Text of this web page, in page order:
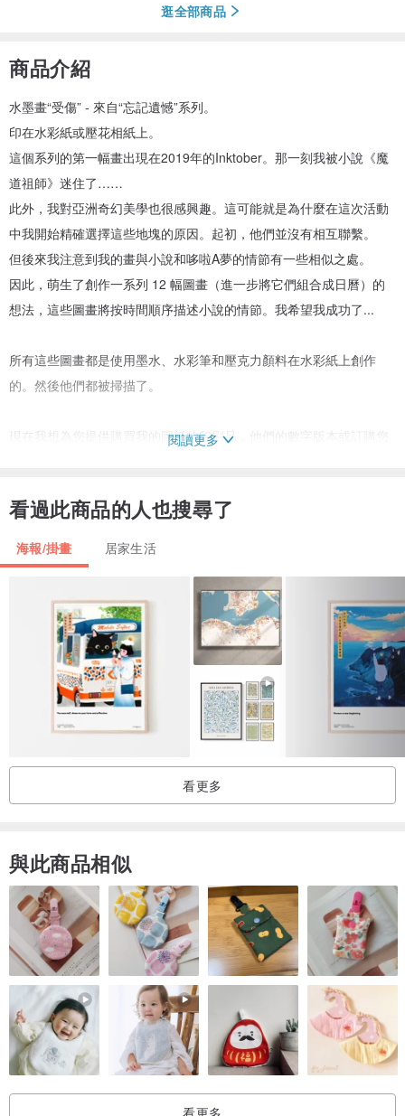
逛全部商品
商品介紹
水墨畫“受傷” - 來自“忘記遺憾”系列。
印在水彩紙或壓花相紙上。
這個系列的第一幅畫出現在2019年的Inktober。那一刻我被小說《魔
道祖師》迷住了……
此外，我對亞洲奇幻美學也很感興趣。這可能就是為什麼在這次活動
中我開始精確選擇這些地塊的原因。起初，他們並沒有相互聯繫。
但後來我注意到我的畫與小說和哆啦A夢的情節有一些相似之處。
因此，萌生了創作一系列 12 幅圖畫（進一步將它們組合成日曆）的
想法，這些圖畫將按時間順序描述小說的情節。我希望我成功了...
所有這些圖畫都是使用墨水、水彩筆和壓克力顏料在水彩紙上創作
的。然後他們都被掃描了。
現在我想為您提供購買我的圖紙的印刷品，他們的數字版本或訂購您
這樣的照片可以是您室內裝飾的絕佳補充，也可以是送給亞洲美學和
此外，我們可以根據您的意願討論繪圖的創建。隨意問。
這些圖紙的原件以 A4 格式（20 * 30 厘米）繪製，打印尺寸相同。
因此，如果您購買的是數字版本，請記住，我不建議增加打印尺寸以
免降低質量。
我每個月發幾次郵件，所以從購買到發送大約需要 2 週 :)
閱讀更多
看過此商品的人也搜尋了
海報/掛畫 居家生活
看更多
與此商品相似